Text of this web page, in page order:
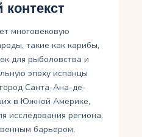
контекст
многовековую
такие как карибы,
для рыболовства и
эпоху испанцы
Санта-Ана-де-
в Южной Америке,
исследования региона.
барьером,